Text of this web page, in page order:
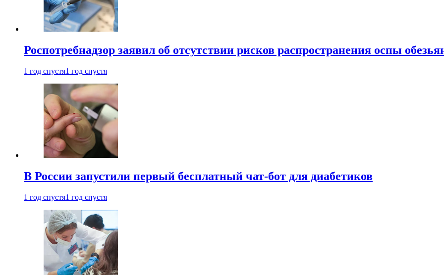
Роспотребнадзор заявил об отсутствии рисков распространения оспы
1 год спустя1 год спустя
В России запустили первый бесплатный чат-бот для диабетиков
1 год спустя1 год спустя